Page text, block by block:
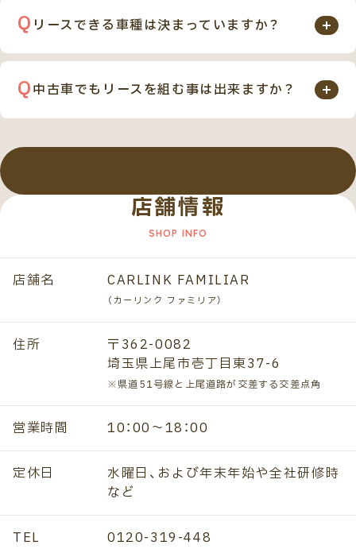
の整備士がお車のメンテナンスを定期的行うのでご契
約期間満了後のお車の査定額にもプラス材料になりま
です。ぜひお子様とご一緒にお気軽にお立ち寄りくだ
らご自由に選択できます。
1. 設定されている残存価格にて、お客様に買取をして
頂く。
2. お客様のお乗り頂いたお車をご返却し、新車リース
ございます )
リースできる車種は決まっていますか？
基本的には国産全メーカー、全車種対応可能です。一部
の輸入車も可能です。
中古車でもリースを組む事は出来ますか？
お好きな中古車を、ご契約期間内の車検代や自動車税
す。ご契約期間は1年から9年（108回）までお選びいた
だけ、すべての中古車でご契約が可能です。
すべての質問を見る
店舗情報
店舗名 CARLINK FAMILIAR
（カーリンク ファミリア）
住所
〒362-0082
埼玉県上尾市壱丁目東37-6
※県道51号線と上尾道路が交差する交差点角
営業時間 10：00～18：00
定休日
水曜日、および年末年始や全社研修時
など
TEL 0120-319-448